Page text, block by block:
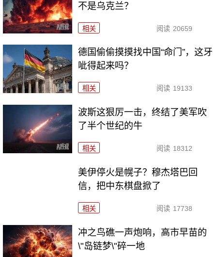
不是乌克兰？
相关 阅读 20659
德国偷偷摸摸找中国“命门”，这牙
呲得起来吗？
相关 阅读 19133
波斯这狠厉一击，终结了美军吹
了半个世纪的牛
相关 阅读 18312
美伊停火是幌子？穆杰塔巴回
信，把中东棋盘掀了
相关 阅读 17738
冲之鸟礁一声炮响，高市早苗的
\"岛链梦\"碎一地